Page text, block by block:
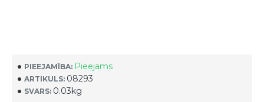
PIEEJAMĪBA: Pieejams
ARTIKULS: 08293
SVARS: 0.03kg